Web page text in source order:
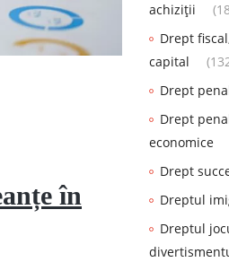
în
achiziții
Drept
capital
Drept
Drept
economice
Drept
Dreptul
Dreptul